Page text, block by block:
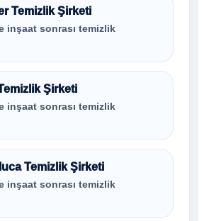
Temizlik Şirketi
inşaat sonrası temizlik
Şirketi
inşaat sonrası temizlik
Temizlik Şirketi
inşaat sonrası temizlik